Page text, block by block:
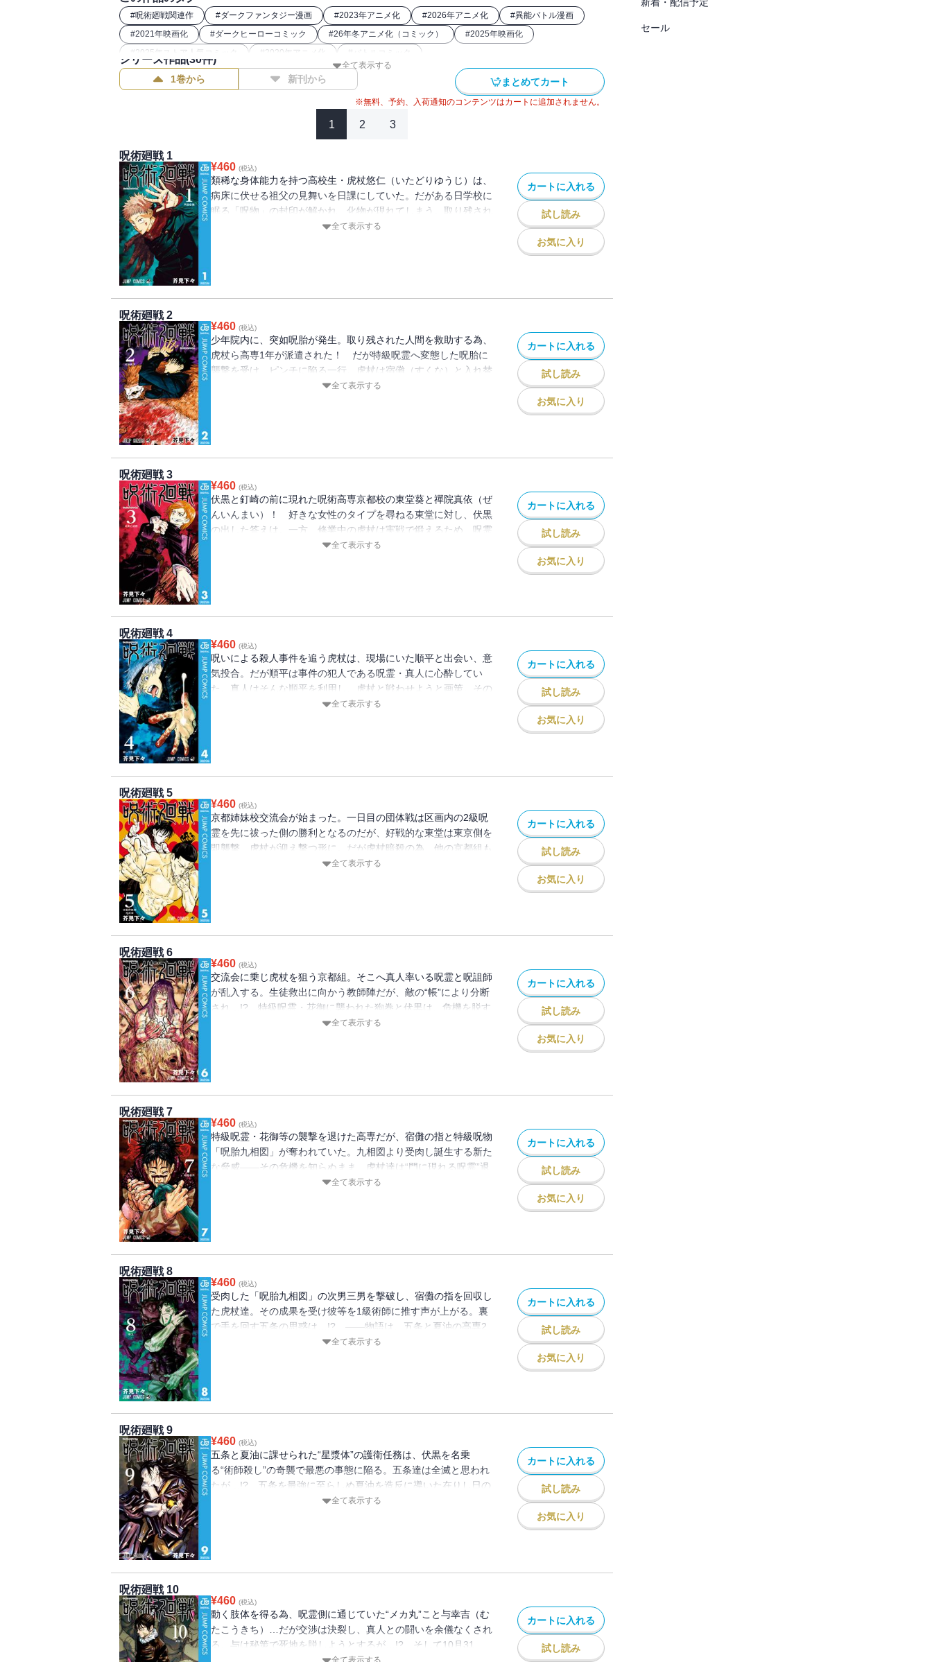
#呪術廻戦関連作 #ダークファンタジー漫画 #2023年アニメ化 #2026年アニメ化 #異能バトル漫画
#2021年映画化 #ダークヒーローコミック #26年冬アニメ化（コミック） #2025年映画化
#2025年ストア人気コミック #2020年アニメ化 # バトルコミック
全て表示する
シリーズ作品(30件)
1巻から 新刊から まとめてカート
※無料、予約、入荷通知のコンテンツはカートに追加されません。
1 2 3
呪術廻戦 1
¥460 (税込)
類稀な身体能力を持つ高校生・虎杖悠仁（いたどりゆうじ）は、
病床に伏せる祖父の見舞いを日課にしていた。だがある日学校に
眠る「呪物」の封印が解かれ、化物が現れてしまう。取り残され
た先輩を救う為、校舎へ乗り込む虎杖だが!?
全て表示する
カートに入れる
試し読み
お気に入り
呪術廻戦 2
¥460 (税込)
少年院内に、突如呪胎が発生。取り残された人間を救助する為、
虎杖ら高専1年が派遣された！ だが特級呪霊へ変態した呪胎に
襲撃を受け、ピンチに陥る一行。虎杖は宿儺（すくな）と入れ替
わり、呪霊を倒そうと試みるが・・・・・・!?
全て表示する
カートに入れる
試し読み
お気に入り
呪術廻戦 3
¥460 (税込)
伏黒と釘崎の前に現れた呪術高専京都校の東堂葵と禪院真依（ぜ
んいんまい）！ 好きな女性のタイプを尋ねる東堂に対し、伏黒
の出した答えは。一方、修業中の虎杖は実戦で鍛えるため、呪霊
が起こした事件現場へと向かい・・・!?
全て表示する
カートに入れる
試し読み
お気に入り
呪術廻戦 4
¥460 (税込)
呪いによる殺人事件を追う虎杖は、現場にいた順平と出会い、意
気投合。だが順平は事件の犯人である呪霊・真人に心酔してい
た。真人はそんな順平を利用し、虎杖と戦わせようと画策。その
術中に落ちる順平だが…。 全て表示する
カートに入れる
試し読み
お気に入り
呪術廻戦 5
¥460 (税込)
京都姉妹校交流会が始まった。一日目の団体戦は区画内の2級呪
霊を先に祓った側の勝利となるのだが、好戦的な東堂は東京側を
即襲撃、虎杖が迎え撃つ形に。だが虎杖暗殺の為、他の京都組も
全て表示する
カートに入れる
試し読み
お気に入り
呪術廻戦 6
¥460 (税込)
交流会に乗じ虎杖を狙う京都組。そこへ真人率いる呪霊と呪詛師
が乱入する。生徒救出に向かう教師陣だが、敵の“帳”により分断
され…!? 特級呪霊・花御に襲われた狗巻と伏黒は、危機を脱す
全て表示する
カートに入れる
試し読み
お気に入り
呪術廻戦 7
¥460 (税込)
特級呪霊・花御等の襲撃を退けた高専だが、宿儺の指と特級呪物
「呪胎九相図」が奪われていた。九相図より受肉し誕生する新た
な脅威――その危機を知らぬまま、虎杖達は“門に現れる呪霊”退
全て表示する
カートに入れる
試し読み
お気に入り
呪術廻戦 8
¥460 (税込)
受肉した「呪胎九相図」の次男三男を撃破し、宿儺の指を回収し
た虎杖達。その成果を受け彼等を1級術師に推す声が上がる。裏
で手を回す五条の思惑は…!? ――物語は、五条と夏油の高専2
全て表示する
カートに入れる
試し読み
お気に入り
呪術廻戦 9
¥460 (税込)
五条と夏油に課せられた“星漿体”の護衛任務は、伏黒を名乗
る“術師殺し”の奇襲で最悪の事態に陥る。五条達は全滅と思われ
たが…!? 五条を最強に至らしめ夏油を造反に導いた在りし日の
事件、その結末とは――!? 全て表示する
カートに入れる
試し読み
お気に入り
呪術廻戦 10
¥460 (税込)
動く肢体を得る為、呪霊側に通じていた“メカ丸”こと与幸吉（む
たこうきち）…だが交渉は決裂し、真人との闘いを余儀なくされ
る。与は秘策で死地を脱しようとするが…!? そして10月31
カートに入れる
試し読み
セール